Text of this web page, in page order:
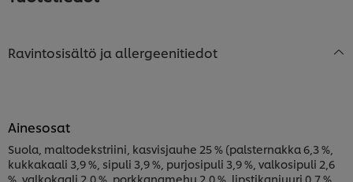
Ravintosisältö ja allergeenitiedot
Ainesosat
Suola, maltodekstriini, kasvisjauhe 25 % (palsternakka 6,3 %,
kukkakaali 3,9 %, sipuli 3,9 %, purjosipuli 3,9 %, valkosipuli 2,6
%, valkokaali 2,0 %, porkkanamehu 2,0 %, lipstikanjuuri 0,7 %,